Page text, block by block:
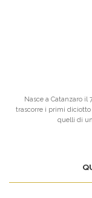
Nasce a Catanzaro il
trascorre i primi
quelli di